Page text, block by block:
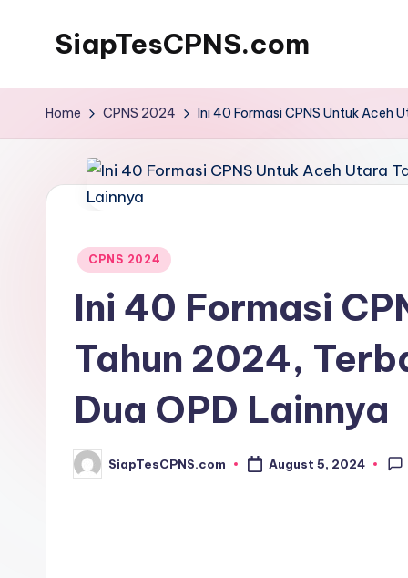
SiapTesCPNS.com
Home CPNS 2024 Ini 40 Formasi CPNS Untuk Aceh
Posted
CPNS 2024
Ini 40 Formasi
Tahun 2024,
Dua OPD Lainnya
Posted
by
SiapTesCPNS.com August 5, 2024